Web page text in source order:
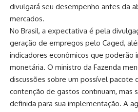
divulgará seu desempenho antes da
mercados.
No Brasil, a expectativa é pela
geração de empregos pelo Caged,
indicadores econômicos que poderão
monetária. O ministro da Fazenda
discussões sobre um possível pacote
contenção de gastos continuam, mas
definida para sua implementação. A